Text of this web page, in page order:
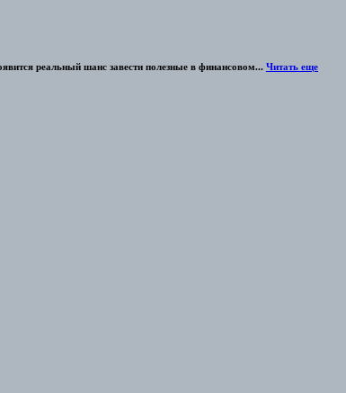
реальный шанс завести полезные в финансовом... Читать еще